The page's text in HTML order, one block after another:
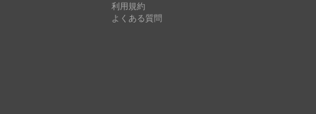
利用規約
よくある質問